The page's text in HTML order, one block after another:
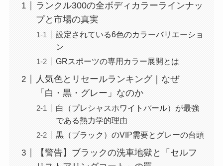
ランクル300の全ボディカラーラインナッ
プと市場の真実
設定されている6色のカラーバリエーショ
ン
GRスポーツの専用カラー展開とは
人気色とリセールランキング｜なぜ
「白・黒・グレー」なのか
白（プレシャスホワイトパール）が最強
である熱力学的理由
黒（ブラック）のVIP需要とグレーの台頭
【警告】ブラックの洗車地獄と「セルフ